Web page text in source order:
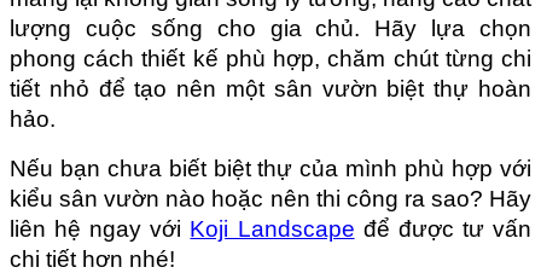
lượng cuộc sống cho gia chủ. Hãy lựa chọn
phong cách thiết kế phù hợp, chăm chút từng chi
tiết nhỏ để tạo nên một sân vườn biệt thự hoàn
hảo.
Nếu bạn chưa biết biệt thự của mình phù hợp với
kiểu sân vườn nào hoặc nên thi công ra sao? Hãy
liên hệ ngay với Koji Landscape để được tư vấn
chi tiết hơn nhé!